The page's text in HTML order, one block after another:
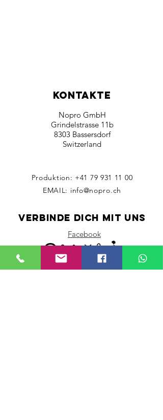
KONTAKTE
Nopro GmbH
Grindelstrasse 11b
8303 Bassersdorf
Switzerland
Produktion: +41 79 931 11 00
EMAIL: info@nopro.ch
verbinde dich mit uns
Facebook